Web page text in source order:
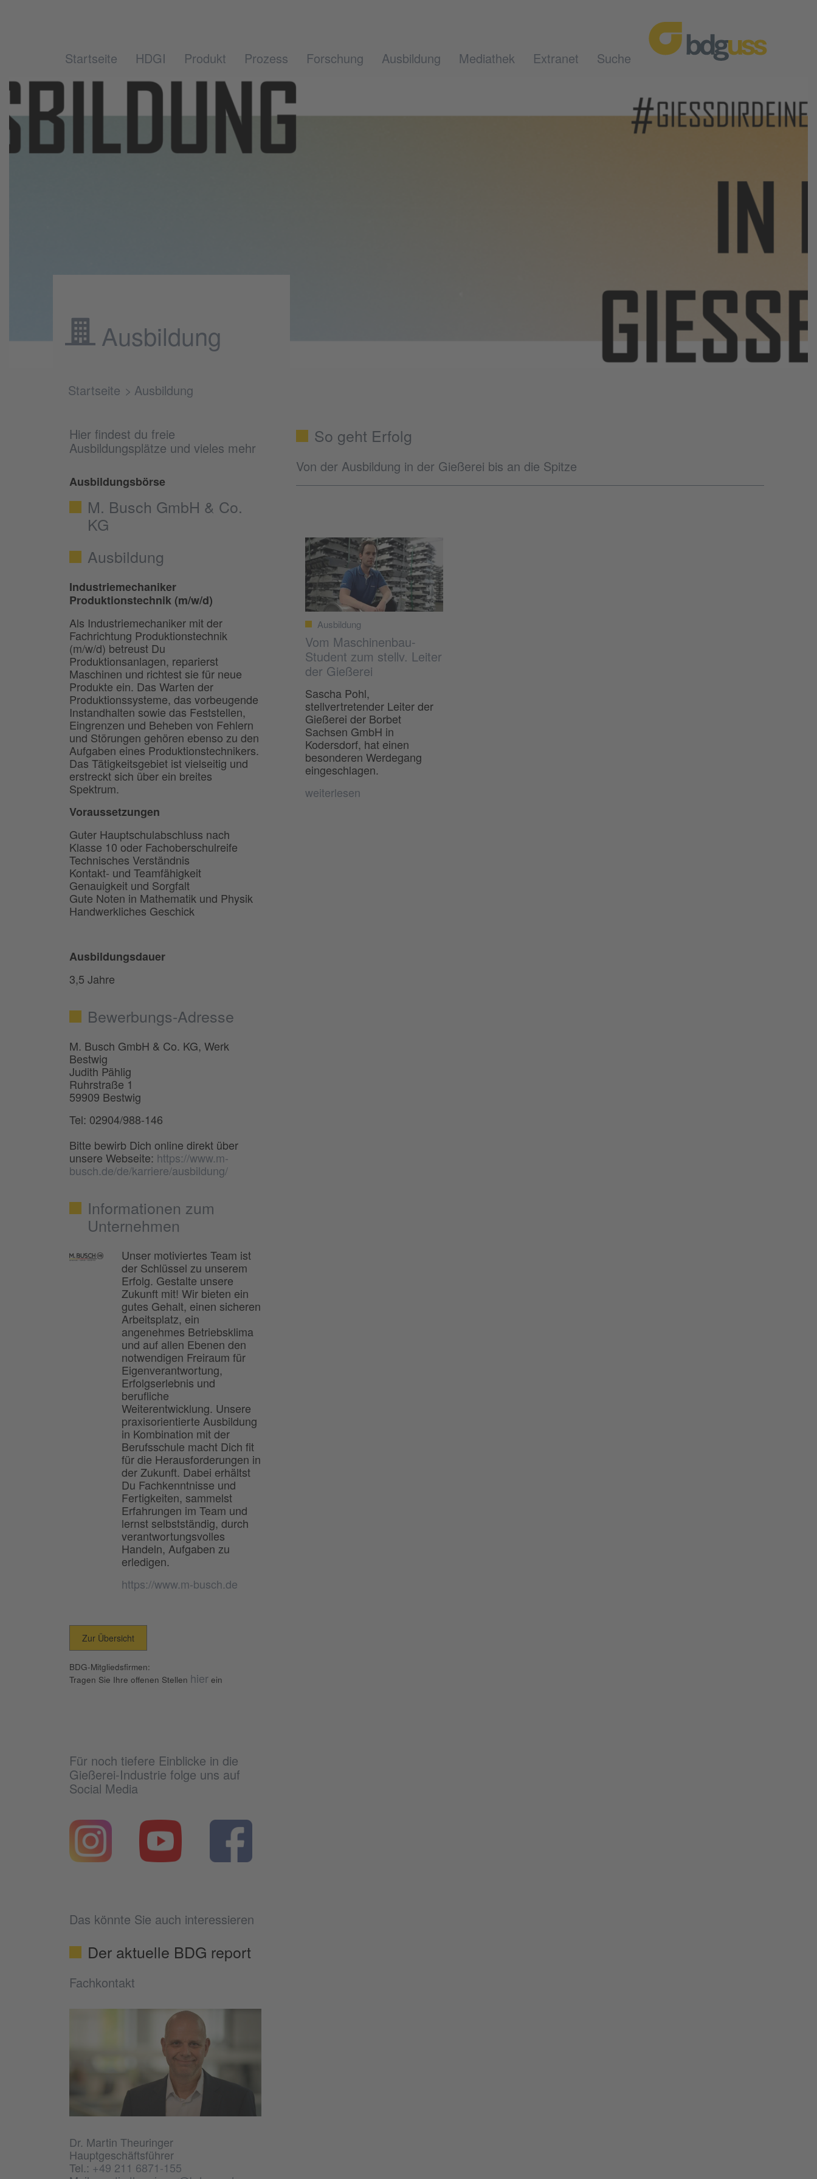
Startseite HDGI Produkt Prozess Forschung Ausbildung Mediathek Extranet Suche
Ausbildung
Startseite Ausbildung
Hier findest du freie
Ausbildungsplätze und vieles mehr
Ausbildungsbörse
M. Busch GmbH & Co.
KG
Ausbildung
Industriemechaniker
Produktionstechnik (m/w/d)
Als Industriemechaniker mit der
Fachrichtung Produktionstechnik
(m/w/d) betreust Du
Produktionsanlagen, reparierst
Maschinen und richtest sie für neue
Produkte ein. Das Warten der
Produktions­systeme, das vorbeugende
Instandhalten sowie das Feststellen,
Eingrenzen und Beheben von Fehlern
und Störungen gehören ebenso zu den
Aufgaben eines Produktionstechnikers.
Das Tätigkeitsgebiet ist vielseitig und
erstreckt sich über ein breites
Spektrum.
Voraussetzungen
Guter Hauptschulabschluss nach
Klasse 10 oder Fachoberschulreife
Technisches Verständnis
Kontakt- und Teamfähigkeit
Genauigkeit und Sorgfalt
Gute Noten in Mathematik und Physik
Handwerkliches Geschick
Ausbildungsdauer
3,5 Jahre
Bewerbungs-Adresse
M. Busch GmbH & Co. KG, Werk
Bestwig
Judith Pählig
Ruhrstraße 1
59909 Bestwig
Tel: 02904/988-146
Bitte bewirb Dich online direkt über
unsere Webseite: https://www.m-
busch.de/de/karriere/ausbildung/
Informationen zum
Unternehmen
Unser motiviertes Team ist
der Schlüssel zu unserem
Erfolg. Gestalte unsere
Zukunft mit! Wir bieten ein
gutes Gehalt, einen sicheren
Arbeitsplatz, ein
angenehmes Betriebsklima
und auf allen Ebenen den
notwendigen Freiraum für
Eigenverantwortung,
Erfolgserlebnis und
berufliche
Weiterentwicklung. Unsere
praxisorientierte Ausbildung
in Kombination mit der
Berufsschule macht Dich fit
für die Herausforderungen in
der Zukunft. Dabei erhältst
Du Fachkenntnisse und
Fertigkeiten, sammelst
Erfahrungen im Team und
lernst selbstständig, durch
verantwortungsvolles
Handeln, Aufgaben zu
erledigen.
https://www.m-busch.de
Zur Übersicht
BDG-Mitgliedsfirmen:
Tragen Sie Ihre offenen Stellen hier ein
Für noch tiefere Einblicke in die
Gießerei-Industrie folge uns auf
Social Media
Das könnte Sie auch interessieren
Der aktuelle BDG report
Fachkontakt
Dr. Martin Theuringer
Hauptgeschäftsführer
Tel.: +49 211 6871-155
So geht Erfolg
Von der Ausbildung in der Gießerei bis an die Spitze
Ausbildung
Vom Maschinenbau-
Student zum stellv. Leiter
der Gießerei
Sascha Pohl,
stellvertretender Leiter der
Gießerei der Borbet
Sachsen GmbH in
Kodersdorf, hat einen
besonderen Werdegang
eingeschlagen.
weiterlesen